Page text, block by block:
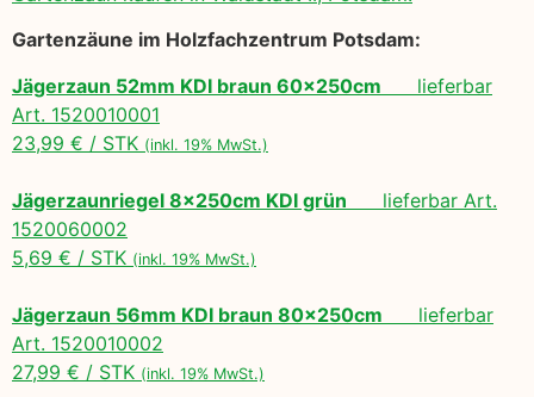
Gartenzäune im Holzfachzentrum Potsdam:
Jägerzaun 52mm KDI braun 60x250cm lieferbar
Art. 1520010001
23,99 € / STK (inkl. 19% MwSt.)
Jägerzaunriegel 8x250cm KDI grün lieferbar Art.
1520060002
5,69 € / STK (inkl. 19% MwSt.)
Jägerzaun 56mm KDI braun 80x250cm lieferbar
Art. 1520010002
27,99 € / STK (inkl. 19% MwSt.)